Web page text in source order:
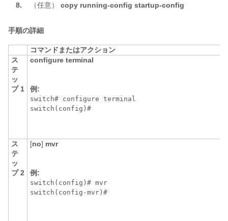
8. （任意） copy running-config startup-config
手順の詳細
コマンドまたはアクション
ス
テ
ッ
プ 1
configure terminal
例:
switch# configure terminal
switch(config)#
ス
テ
ッ
プ 2
[no] mvr
例:
switch(config)# mvr
switch(config-mvr)#